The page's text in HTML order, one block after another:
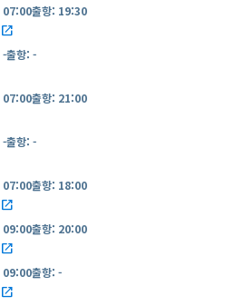
07:00출항: 19:30
open_in_new
-출항: -
07:00출항: 21:00
-출항: -
07:00출항: 18:00
open_in_new
09:00출항: 20:00
open_in_new
09:00출항: -
open_in_new